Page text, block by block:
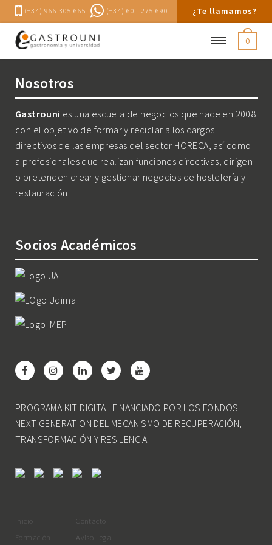
(+34) 966 305 665 (+34) 601 275 690 ¿Te llamamos?
0
Nosotros
Gastrouni es una escuela de negocios que nace en 2008
con el objetivo de formar y reciclar a los cargos
directivos de las empresas del sector HORECA, así como
a profesionales que realizan funciones directivas, dirigen
o pretenden crear y gestionar negocios de hostelería y
restauración.
Socios Académicos
PROGRAMA KIT DIGITAL FINANCIADO POR LOS FONDOS
NEXT GENERATION DEL MECANISMO DE RECUPERACIÓN,
TRANSFORMACIÓN Y RESILENCIA
Inicio
Formación
Contacto
Aviso Legal